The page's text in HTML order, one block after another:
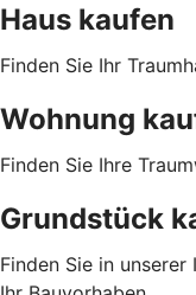
Haus kaufen
Finden Sie Ihr
Wohnung
Finden Sie Ihre
Grundstück
Finden Sie in